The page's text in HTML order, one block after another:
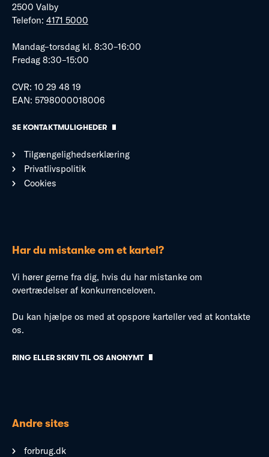
2500 Valby
Telefon: 4171 5000
Mandag–torsdag kl. 8:30–16:00
Fredag 8:30–15:00
CVR: 10 29 48 19
EAN: 5798000018006
SE KONTAKTMULIGHEDER
Tilgængelighedserklæring
Privatlivspolitik
Cookies
Har du mistanke om et kartel?
Vi hører gerne fra dig, hvis du har mistanke om
overtrædelser af konkurrenceloven.
Du kan hjælpe os med at opspore karteller ved at kontakte
os.
RING ELLER SKRIV TIL OS ANONYMT
Andre sites
forbrug.dk